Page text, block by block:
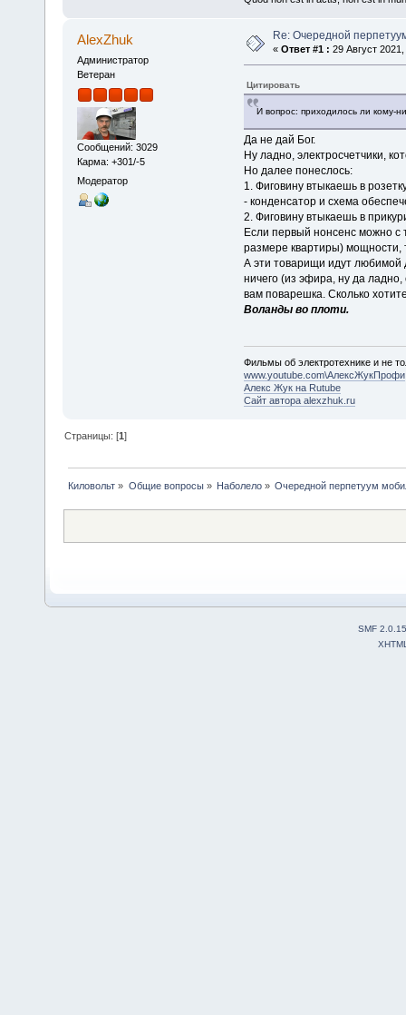
AlexZhuk
Администратор
Ветеран
Сообщений: 3029
Карма: +301/-5
Модератор
Re: Очередной
« Ответ #1 : 29 Август
Цитировать
И вопрос: приходилось ли кому-
Да не дай Бог.
Ну ладно, электросчетчики,
Но далее понеслось:
1. Фиговину втыкаешь в
- конденсатор и схема
2. Фиговину втыкаешь в
Если первый нонсенс можно с
размере квартиры) мощности,
А эти товарищи идут любимой
ничего (из эфира, ну да
вам поварешка. Сколько
Воланды во плоти.
Фильмы об электротехнике и не
www.youtube.com\АлексЖукПрофи
Алекс Жук на Rutube
Сайт автора alexzhuk.ru
Страницы: [1]
Киловольт » Общие вопросы» Наболело» Очередной перпетуум
SMF 2.0.15